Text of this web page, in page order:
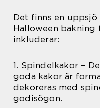
Det finns en
Halloween bakning
inkluderar:
1. Spindelkakor –
goda kakor är
dekoreras med
godisögon.